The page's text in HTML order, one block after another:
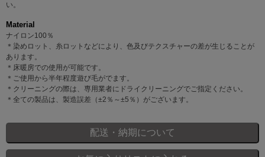
い。
Material
ナイロン100％
＊染めロット、糸ロットなどにより、色及びテクスチャーの差が生じることが
あります。
＊床暖房での使用が可能です。
＊ご使用から半年程度遊び毛がでます。
＊クリーニングの際は、専用業者にドライクリーニングでご指定ください。
＊全ての製品は、製造誤差（±2％～±5％）がございます。